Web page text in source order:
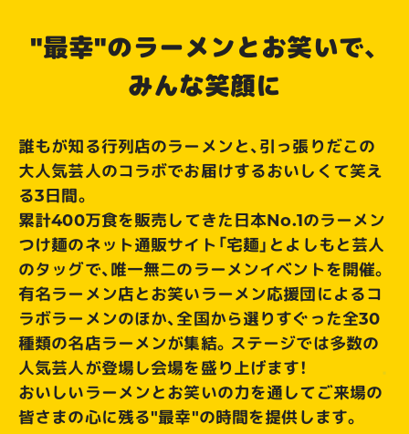
"最幸"のラーメンとお笑いで、
みんな笑顔に
誰もが知る行列店のラーメンと、引っ張りだこの
大人気芸人のコラボでお届けするおいしくて笑え
る3日間。
累計400万食を販売してきた日本No.1のラーメン
つけ麺のネット通販サイト「宅麺」とよしもと芸人
のタッグで、唯一無二のラーメンイベントを開催。​
有名ラーメン店とお笑いラーメン応援団によるコ
ラボラーメンのほか、全国から選りすぐった全30
種類の名店ラーメンが集結。ステージでは多数の
人気芸人が登場し会場を盛り上げます！​
おいしいラーメンとお笑いの力を通してご来場の
皆さまの心に残る"最幸"の時間を提供します。